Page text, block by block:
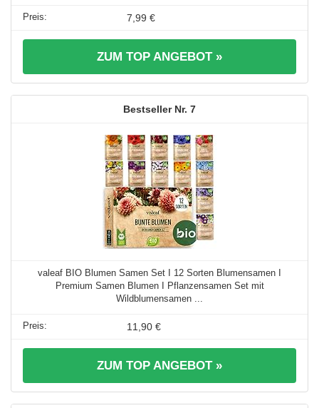
7,99 €
ZUM TOP ANGEBOT »
7
valeaf BIO Blumen Samen Set I 12 Sorten Blumensamen I
Premium Samen Blumen I Pflanzensamen Set mit
Wildblumensamen ...
11,90 €
ZUM TOP ANGEBOT »